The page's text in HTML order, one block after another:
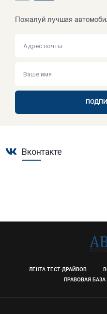
Пожалуй лучшая
Вконтакте
ЛЕНТА ТЕСТ-ДРАЙВОВ
ПРАВОВАЯ БАЗА